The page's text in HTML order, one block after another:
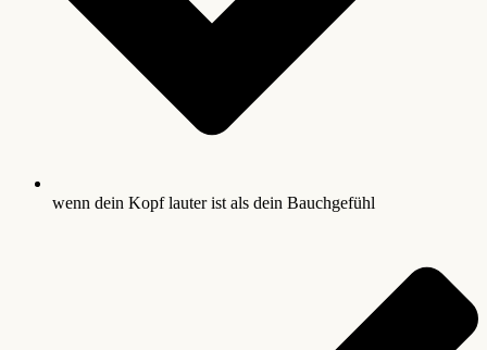
wenn dein Kopf lauter ist als dein Bauchgefühl